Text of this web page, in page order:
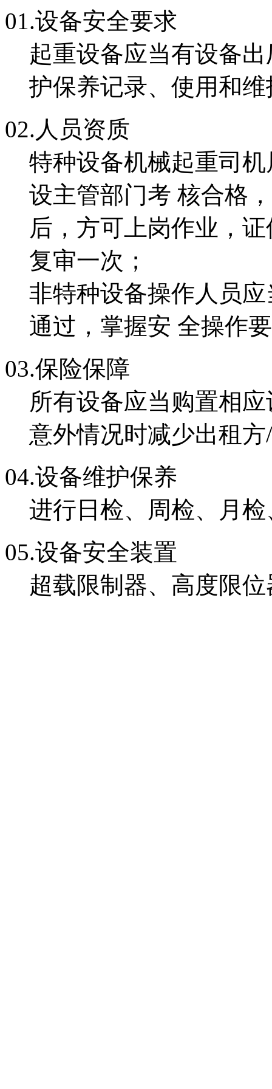
01.设备安全要求
起重设备应当有设备
护保养记录、使用和
02. 人员资质
特种设备机械起重司
设主管部门考 核合格
后，方可上岗作业，
复审一次；
非特种设备操作人员
通过，掌握安 全操作
03.保险保障
所有设备应当购置相
意外情况时减少出租
04.设备维护保养
进行日检、周检、月
05.设备安全装置
超载限制器、高度限